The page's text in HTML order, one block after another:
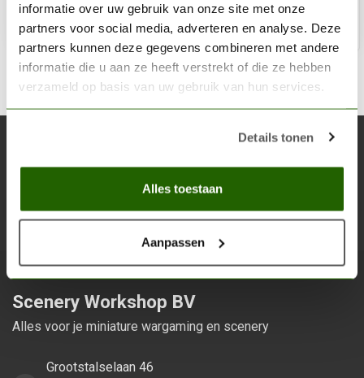
informatie over uw gebruik van onze site met onze
partners voor social media, adverteren en analyse. Deze
partners kunnen deze gegevens combineren met andere
informatie die u aan ze heeft verstrekt of die ze hebben
verzameld op basis van uw gebruik van hun services.
Details tonen
Alles toestaan
Aanpassen
Blijf op de hoogte over onze laatste acties
Scenery Workshop BV
Alles voor je miniature wargaming en scenery
Grootstalselaan 46